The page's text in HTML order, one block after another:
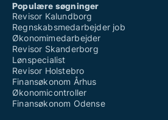
Populære søgninger
Revisor Kalundborg
Regnskabsmedarbejder job
Økonomimedarbejder
Revisor Skanderborg
Lønspecialist
Revisor Holstebro
Finansøkonom Århus
Økonomicontroller
Finansøkonom Odense